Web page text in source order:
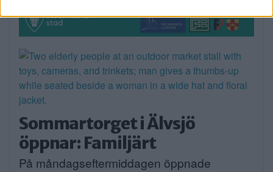
Sommartorget i Älvsjö
öppnar: Familjärt
På måndagseftermiddagen öppnade